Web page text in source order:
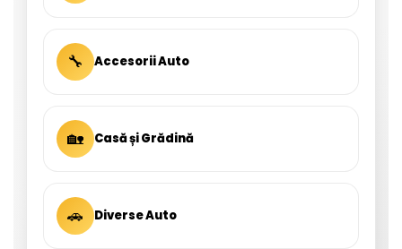
🔧 Accesorii Auto
🏡 Casă și Grădină
🚗 Diverse Auto